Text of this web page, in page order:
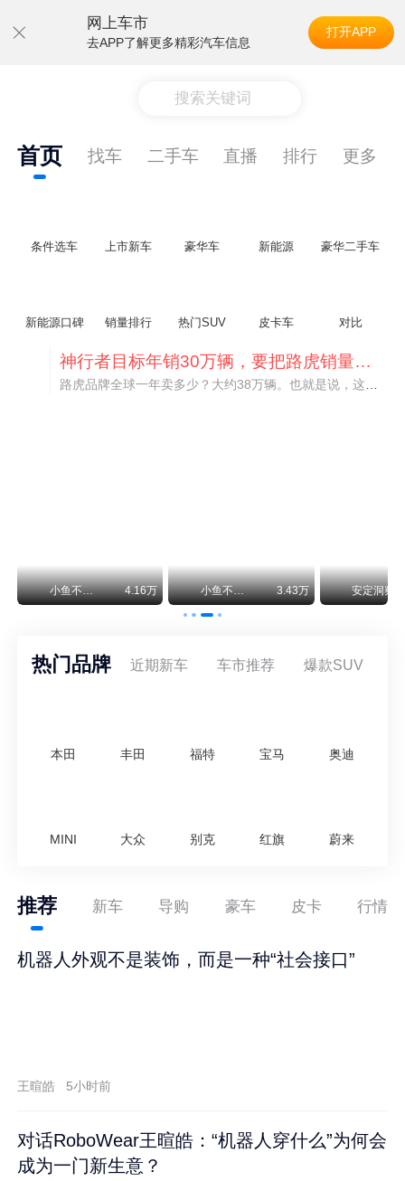
网上车市
去APP了解更多精彩汽车信息
打开APP
搜索关键词
首页 找车 二手车 直播 排行 更多
条件选车 上市新车 豪华车 新能源 豪华二手车
新能源口碑 销量排行 热门SUV 皮卡车 对比
神行者目标年销30万辆，要把路虎销量翻倍
小鱼不刹车 4.16万 小鱼不刹车 3.43万 安定洞察
热门品牌 近期新车 车市推荐 爆款SUV
本田 丰田 福特 宝马 奥迪
MINI 大众 别克 红旗 蔚来
推荐 新车 导购 豪车 皮卡 行情
机器人外观不是装饰，而是一种“社会接口”
王暄皓 5小时前
对话RoboWear王暄皓：“机器人穿什么”为何会
成为一门新生意？